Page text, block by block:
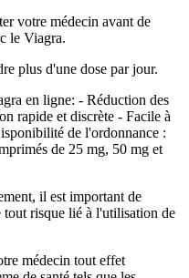
votre médecin avant de
le Viagra.
plus d'une dose par jour.
en ligne: - Réduction des
rapide et discrète - Facile à
de l'ordonnance :
de 25 mg, 50 mg et
il est important de
tout risque lié à l'utilisation de
médecin tout effet